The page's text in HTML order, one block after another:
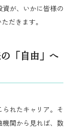
が、いかに皆様の
だきます。
「自由」へ
れたキャリア。そ
関から見れば、数